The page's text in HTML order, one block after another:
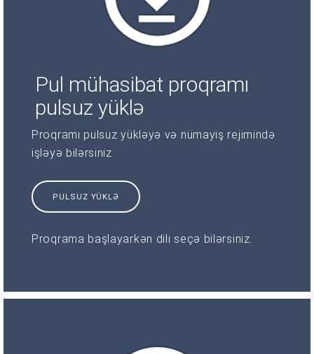
Pul mühasibat proqramı
pulsuz yüklə
Proqramı pulsuz yükləyə və nümayiş rejimində
işləyə bilərsiniz
PULSUZ YÜKLƏ
Proqrama başlayarkən dili seçə bilərsiniz.